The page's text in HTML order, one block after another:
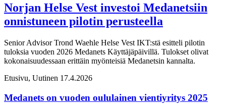
Norjan Helse Vest investoi Medanetsiin
onnistuneen pilotin perusteella
Senior Advisor Trond Waehle Helse Vest IKT:stä esitteli pilotin
tuloksia vuoden 2026 Medanets Käyttäjäpäivillä. Tulokset olivat
kokonaisuudessaan erittäin myönteisiä Medanetsin kannalta.
Etusivu, Uutinen 17.4.2026
Medanets on vuoden oululainen vientiyritys 2025